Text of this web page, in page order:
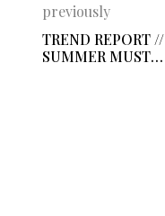
previously
TREND REPORT //
SUMMER MUST